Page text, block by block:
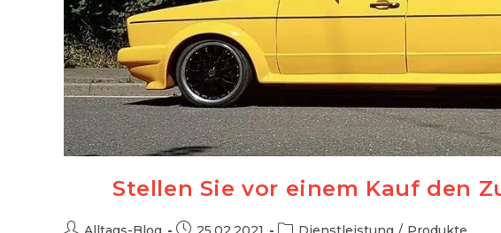
Stellen Sie vor einem Kauf den
Beitrags-
Beitrag
Beitrags-